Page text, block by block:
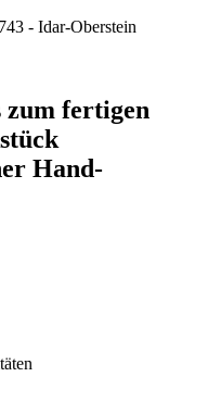
- Idar-Oberstein
zum fertigen
Hand-